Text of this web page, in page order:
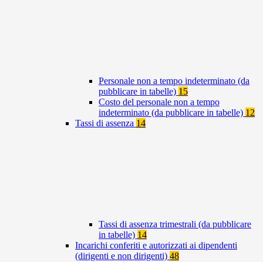
Personale non a tempo indeterminato (da
pubblicare in tabelle) 15
Costo del personale non a tempo
indeterminato (da pubblicare in tabelle) 12
Tassi di assenza 14
Tassi di assenza trimestrali (da pubblicare
in tabelle) 14
Incarichi conferiti e autorizzati ai dipendenti
(dirigenti e non dirigenti) 48